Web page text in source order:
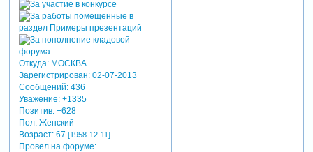
Откуда:МОСКВА
Зарегистрирован: 02-07-2013
Сообщений:436
Уважение: +1335
Позитив: +628
Пол:Женский
Возраст:67 [1958-12-11]
Провел на форуме: